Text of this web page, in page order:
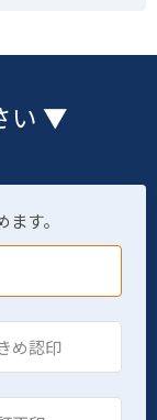
い ▼
す。
め認印